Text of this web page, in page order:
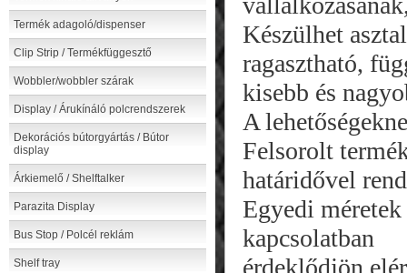
Termék adagoló/dispenser
Clip Strip / Termékfüggesztő
Wobbler/wobbler szárak
Display / Árukínáló polcrendszerek
Dekorációs bútorgyártás / Bútor
display
Árkiemelő / Shelftalker
Parazita Display
Bus Stop / Polcél reklám
Shelf tray
Készülhet
ragasztható,
kisebb és
A
Felsorolt
határidővel
Egyedi
kapcsolatban
érdeklődjön